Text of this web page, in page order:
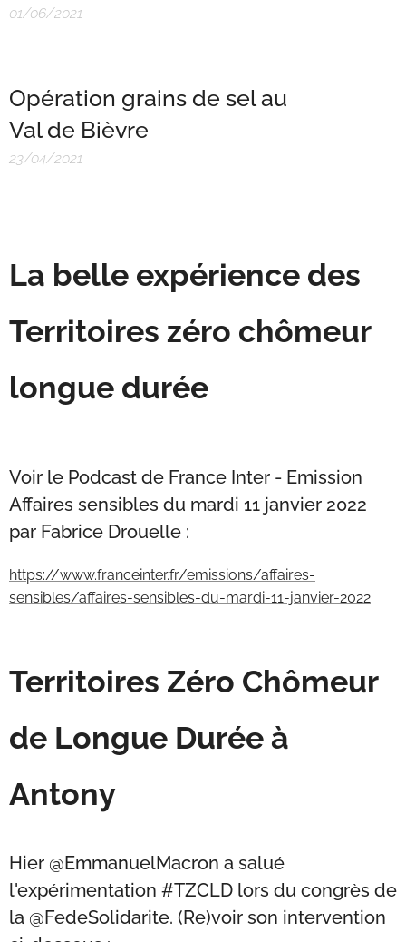
01/06/2021
Opération grains de sel au
Val de Bièvre
23/04/2021
La belle expérience des
Territoires zéro chômeur
longue durée
Voir le Podcast de France Inter - Emission
Affaires sensibles du mardi 11 janvier 2022
par Fabrice Drouelle :
https://www.franceinter.fr/emissions/affaires-
sensibles/affaires-sensibles-du-mardi-11-janvier-2022
Territoires Zéro Chômeur
de Longue Durée à
Antony
Hier @EmmanuelMacron a salué
l'expérimentation #TZCLD lors du congrès de
la @FedeSolidarite. (Re)voir son intervention